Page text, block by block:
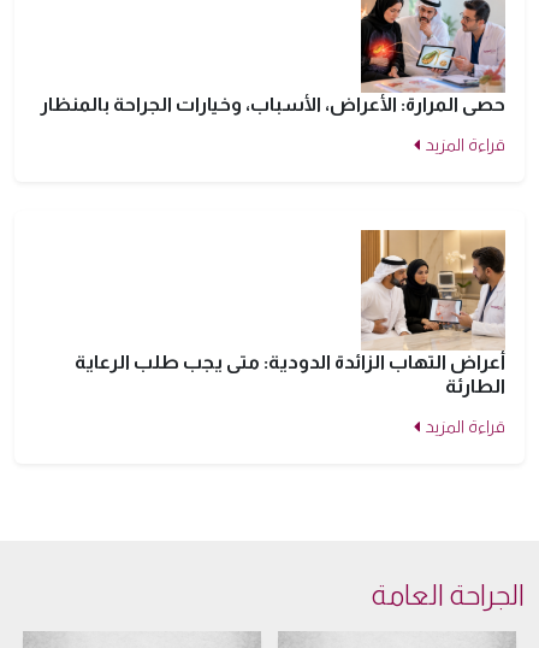
حصى المرارة: الأعراض، الأسباب، وخيارات الجراحة بالمنظار
قراءة المزيد
أعراض التهاب الزائدة الدودية: متى يجب طلب الرعاية
الطارئة
قراءة المزيد
الجراحة العامة